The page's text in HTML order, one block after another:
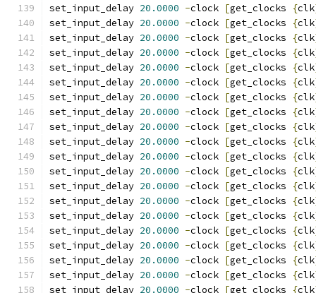
set_input_delay 20.0000 -clock [get_clocks {clk
set_input_delay 20.0000 -clock [get_clocks {clk
set_input_delay 20.0000 -clock [get_clocks {clk
set_input_delay 20.0000 -clock [get_clocks {clk
set_input_delay 20.0000 -clock [get_clocks {clk
set_input_delay 20.0000 -clock [get_clocks {clk
set_input_delay 20.0000 -clock [get_clocks {clk
set_input_delay 20.0000 -clock [get_clocks {clk
set_input_delay 20.0000 -clock [get_clocks {clk
set_input_delay 20.0000 -clock [get_clocks {clk
set_input_delay 20.0000 -clock [get_clocks {clk
set_input_delay 20.0000 -clock [get_clocks {clk
set_input_delay 20.0000 -clock [get_clocks {clk
set_input_delay 20.0000 -clock [get_clocks {clk
set_input_delay 20.0000 -clock [get_clocks {clk
set_input_delay 20.0000 -clock [get_clocks {clk
set_input_delay 20.0000 -clock [get_clocks {clk
set_input_delay 20.0000 -clock [get_clocks {clk
set_input_delay 20.0000 -clock [get_clocks {clk
set_input_delay 20.0000 -clock [get_clocks {clk